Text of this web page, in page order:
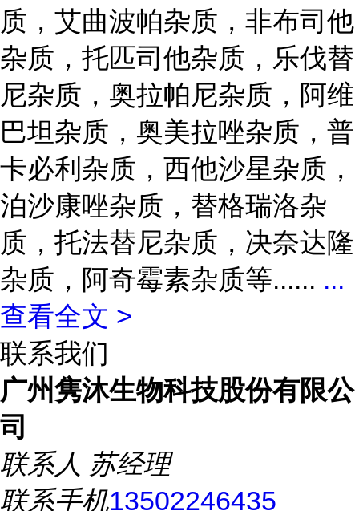
质，艾曲波帕杂质，非布司他
杂质，托匹司他杂质，乐伐替
尼杂质，奥拉帕尼杂质，阿维
巴坦杂质，奥美拉唑杂质，普
卡必利杂质，西他沙星杂质，
泊沙康唑杂质，替格瑞洛杂
质，托法替尼杂质，决奈达隆
杂质，阿奇霉素杂质等...... ...
查看全文 >
联系我们
广州隽沐生物科技股份有限公
司
联系人 苏经理
联系手机13502246435